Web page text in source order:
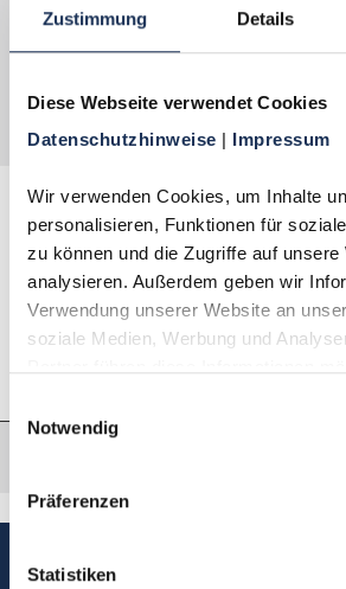
Zustimmung Details
Diese Webseite verwendet Cookies
Datenschutzhinweise | Impressum
Wir verwenden Cookies, um Inhalte
personalisieren, Funktionen für
zu können und die Zugriffe auf unsere
analysieren. Außerdem geben wir
Verwendung unserer Website an
soziale Medien, Werbung und
haben oder die sie im Rahmen Ihrer
Notwendig
Präferenzen
Statistiken
Kollektion ohne Angabe von
diesem Vorzugspreis ist auf 1
Haushalt begrenzt.
Beschreibung
Eigenschaften
Sie haben Fragen,